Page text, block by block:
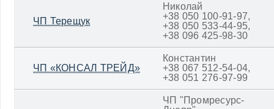
ЧП Терещук
Николай
+38 050 100-91-97,
+38 050 533-44-95,
+38 096 425-98-30
ЧП «КОНСАЛ ТРЕЙД»
Константин
+38 067 512-54-04,
+38 051 276-97-99
ЧП "Промресурс-